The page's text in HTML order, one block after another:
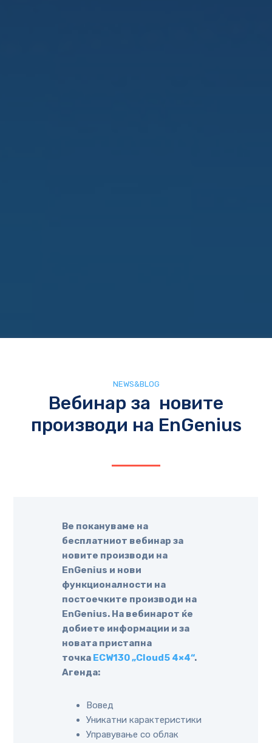
NEWS&BLOG
Вебинар за новите
производи на EnGenius
Ве покануваме на
бесплатниот вебинар за
новите производи на
EnGenius и нови
функционалности на
постоечките производи на
EnGenius. На вебинарот ќе
добиете информации и за
новата пристапна
точка ECW130„Cloud5 4×4“.
Агенда:
Вовед
Уникатни карактеристики
Управување со облак